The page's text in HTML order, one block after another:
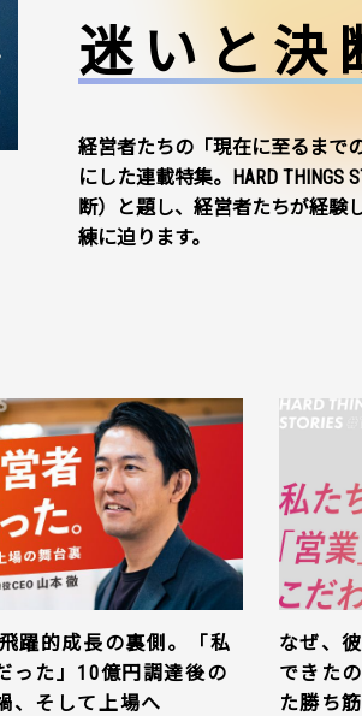
迷いと決
経営者たちの「現在に至るまで
にした連載特集。HARD THINGS
断）と題し、経営者たちが経験
練に迫ります。
躍的成長の裏側。「私
った」10億円調達後の
、そして上場へ
なぜ、
できた
た勝ち